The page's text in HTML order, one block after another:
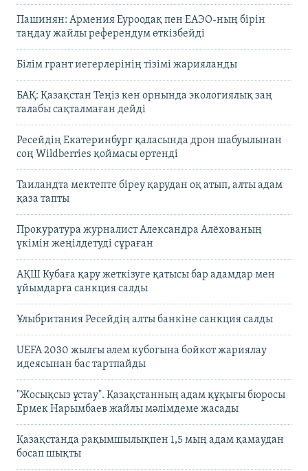
Пашинян: Армения Еуроодақ пен ЕАЭО-ның бірін
таңдау жайлы референдум өткізбейді
Білім грант иегерлерінің тізімі жарияланды
БАҚ: Қазақстан Теңіз кен орнында экологиялық заң
талабы сақталмаған дейді
Ресейдің Екатеринбург қаласында дрон шабуылынан
соң Wildberries қоймасы өртенді
Таиландта мектепте біреу қарудан оқ атып, алты адам
қаза тапты
Прокуратура журналист Александра Алёхованың
үкімін жеңілдетуді сұраған
АҚШ Кубаға қару жеткізуге қатысы бар адамдар мен
ұйымдарға санкция салды
Ұлыбритания Ресейдің алты банкіне санкция салды
UEFA 2030 жылғы әлем кубогына бойкот жариялау
идеясынан бас тартпайды
"Жосықсыз ұстау". Қазақстанның адам құқығы бюросы
Ермек Нарымбаев жайлы мәлімдеме жасады
Қазақстанда рақымшылықпен 1,5 мың адам қамаудан
босап шықты